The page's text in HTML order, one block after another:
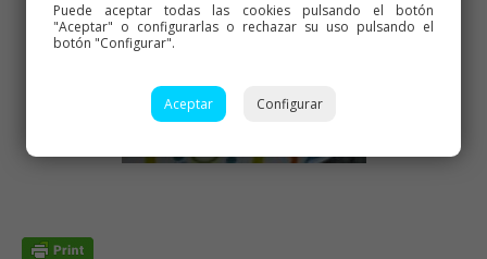
Puede aceptar todas las cookies pulsando el botón
"Aceptar" o configurarlas o rechazar su uso pulsando el
botón "Configurar".
Aceptar Configurar